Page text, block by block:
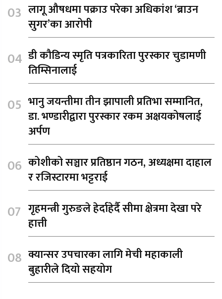
लागू औषधमा पक्राउ परेका अधिकांश ‘ब्राउन
सुगर’का आरोपी
डी कौडिन्य स्मृति पत्रकारिता पुरस्कार चुडामणी
तिम्सिनालाई
भानु जयन्तीमा तीन झापाली प्रतिभा सम्मानित,
डा. भण्डारीद्वारा पुरस्कार रकम अक्षयकोषलाई
अर्पण
कोशीको सञ्चार प्रतिष्ठान गठन, अध्यक्षमा दाहाल
र रजिस्टारमा भट्टराई
गृहमन्त्री गुरुङले हेर्दाहेर्दै सीमा क्षेत्रमा देखा परे
हात्ती
क्यान्सर उपचारका लागि मेची महाकाली
बुहारीले दियो सहयोग